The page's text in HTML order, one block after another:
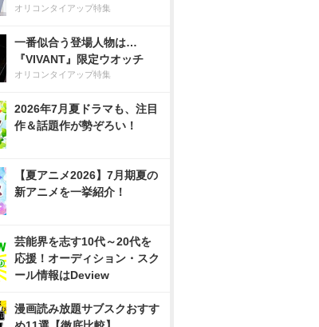
オリコンタイアップ特集
一番似合う登場人物は…
『VIVANT』限定ウオッチ
オリコンタイアップ特集
2026年7月夏ドラマも、注目
作＆話題作が勢ぞろい！
【夏アニメ2026】7月期夏の
新アニメを一挙紹介！
芸能界を志す10代～20代を
応援！オーディション・スク
ール情報はDeview
漫画読み放題サブスクおすす